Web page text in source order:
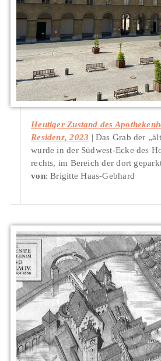
Heutiger Zustand des
Residenz, 2023
Das Grab der
wurde in der Südwest-Ecke des
rechts, im Bereich der dort
von: Brigitte Haas-Gebhard